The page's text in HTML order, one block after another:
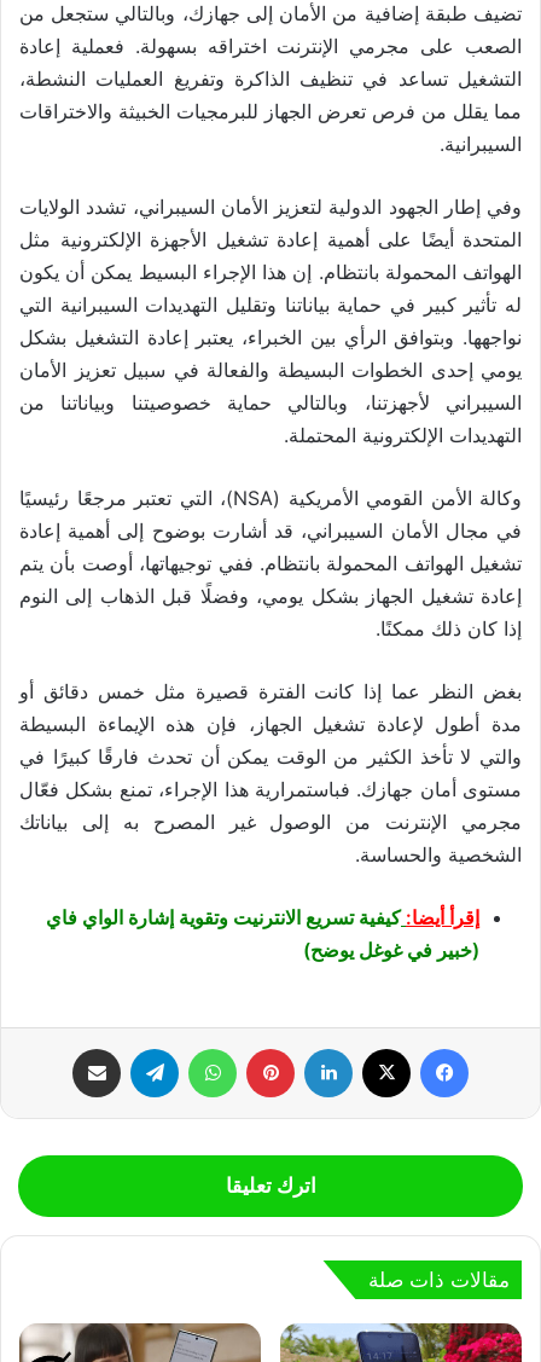
تضيف طبقة إضافية من الأمان إلى جهازك، وبالتالي ستجعل من
الصعب على مجرمي الإنترنت اختراقه بسهولة. فعملية إعادة
التشغيل تساعد في تنظيف الذاكرة وتفريغ العمليات النشطة،
مما يقلل من فرص تعرض الجهاز للبرمجيات الخبيثة والاختراقات
السيبرانية.
وفي إطار الجهود الدولية لتعزيز الأمان السيبراني، تشدد الولايات
المتحدة أيضًا على أهمية إعادة تشغيل الأجهزة الإلكترونية مثل
الهواتف المحمولة بانتظام. إن هذا الإجراء البسيط يمكن أن يكون
له تأثير كبير في حماية بياناتنا وتقليل التهديدات السيبرانية التي
نواجهها. وبتوافق الرأي بين الخبراء، يعتبر إعادة التشغيل بشكل
يومي إحدى الخطوات البسيطة والفعالة في سبيل تعزيز الأمان
السيبراني لأجهزتنا، وبالتالي حماية خصوصيتنا وبياناتنا من
التهديدات الإلكترونية المحتملة.
وكالة الأمن القومي الأمريكية (NSA)، التي تعتبر مرجعًا رئيسيًا
في مجال الأمان السيبراني، قد أشارت بوضوح إلى أهمية إعادة
تشغيل الهواتف المحمولة بانتظام. ففي توجيهاتها، أوصت بأن يتم
إعادة تشغيل الجهاز بشكل يومي، وفضلًا قبل الذهاب إلى النوم
إذا كان ذلك ممكنًا.
بغض النظر عما إذا كانت الفترة قصيرة مثل خمس دقائق أو
مدة أطول لإعادة تشغيل الجهاز، فإن هذه الإيماءة البسيطة
والتي لا تأخذ الكثير من الوقت يمكن أن تحدث فارقًا كبيرًا في
مستوى أمان جهازك. فباستمرارية هذا الإجراء، تمنع بشكل فعّال
مجرمي الإنترنت من الوصول غير المصرح به إلى بياناتك
الشخصية والحساسة.
إقرأ أيضا: كيفية تسريع الانترنيت وتقوية إشارة الواي فاي
(خبير في غوغل يوضح)
اترك تعليقا
مقالات ذات صلة